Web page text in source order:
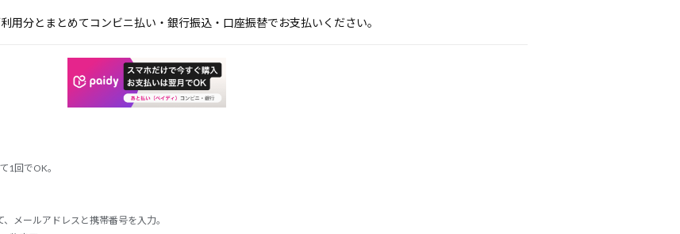
用分とまとめてコンビニ払い・銀行振込・口座振替でお支払いください。
1回でOK。
メールアドレスと携帯番号を入力。